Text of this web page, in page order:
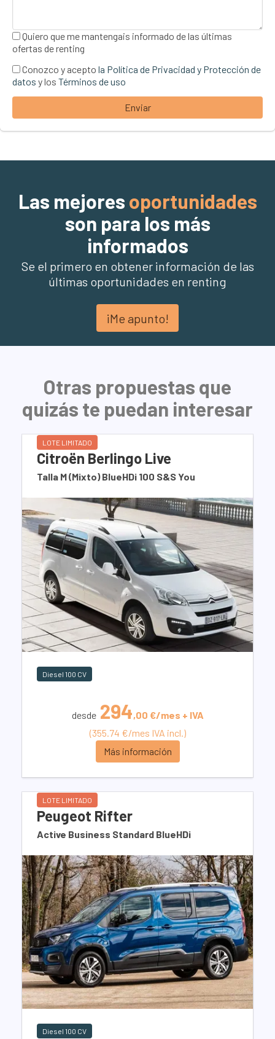
Quiero que me mantengais informado de las últimas
ofertas de renting
Conozco y acepto la Política de Privacidad y Protección de
datos y los Términos de uso
Enviar
Las mejores oportunidades
son para los más
informados
Se el primero en obtener información de las
últimas oportunidades en renting
¡Me apunto!
Otras propuestas que
quizás te puedan interesar
LOTE LIMITADO
Citroën Berlingo Live
Talla M (Mixto) BlueHDi 100 S&S You
Diesel 100 CV
desde 294,00 €/mes + IVA
(355.74 €/mes IVA incl.)
Más información
LOTE LIMITADO
Peugeot Rifter
Active Business Standard BlueHDi
Diesel 100 CV